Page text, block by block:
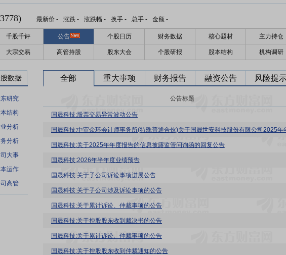
最新价 - 涨跌 - 涨跌幅 - 换手 - 总手 - 金额 -
千股千评 公告 个股日历 财务数据 核心题材 主力持仓
大宗交易 高管持股 股东大会 个股研报 股本结构 机构调研
数据
研究
结构
分析
分析
大事
运作
高管
全部 重大事项 财务报告 融资公告 风险提
公告标题
国晟科技:股票交易异常波动公告
国晟科技:关于2025年年度报告的信息披露监管问询函的回复公告
国晟科技:2026年半年度业绩预告
国晟科技:关于子公司诉讼事项进展公告
国晟科技:关于子公司涉及诉讼事项的公告
国晟科技:关于累计诉讼、仲裁事项的公告
国晟科技:关于控股股东收到裁决书的公告
国晟科技:关于累计诉讼、仲裁事项的公告
国晟科技:关于控股股东收到仲裁通知的公告